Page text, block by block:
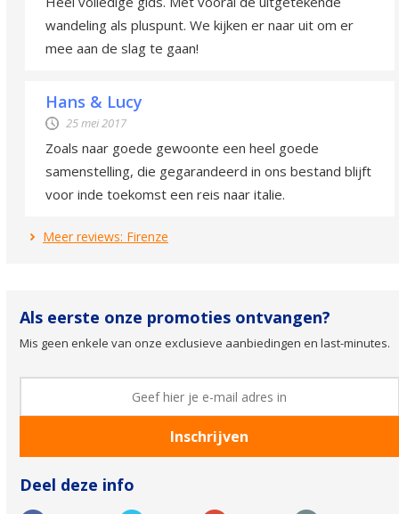
wandeling als pluspunt. We kijken er naar uit om er
mee aan de slag te gaan!
Hans & Lucy
25 mei 2017
Zoals naar goede gewoonte een heel goede
samenstelling, die gegarandeerd in ons bestand blijft
voor inde toekomst een reis naar italie.
Meer reviews: Firenze
Als eerste onze promoties ontvangen?
Mis geen enkele van onze exclusieve aanbiedingen en last-minutes.
Deel deze info